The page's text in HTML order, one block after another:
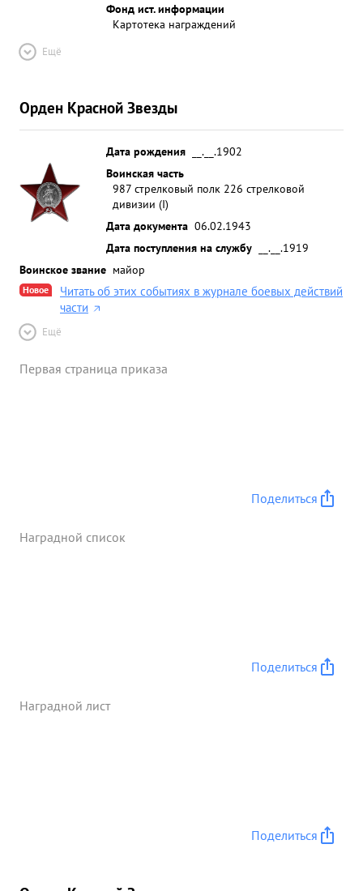
Фонд ист. информации
Картотека награждений
Ещё
Орден Красной Звезды
Дата рождения
__.__.1902
Воинская часть
987 стрелковый полк 226 стрелковой
дивизии (I)
Дата документа 06.02.1943
Дата поступления на службу
__.__.1919
Воинское звание майор
Новое
Читать об этих событиях в журнале боевых действий
части
Ещё
Первая страница приказа
Поделиться
Наградной список
Поделиться
Наградной лист
Поделиться